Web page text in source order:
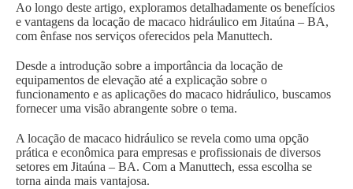
Ao longo deste artigo, exploramos detalhadamente os benefícios
e vantagens da locação de macaco hidráulico em Jitaúna – BA,
com ênfase nos serviços oferecidos pela Manuttech.
Desde a introdução sobre a importância da locação de
equipamentos de elevação até a explicação sobre o
funcionamento e as aplicações do macaco hidráulico, buscamos
fornecer uma visão abrangente sobre o tema.
A locação de macaco hidráulico se revela como uma opção
prática e econômica para empresas e profissionais de diversos
setores em Jitaúna – BA. Com a Manuttech, essa escolha se
torna ainda mais vantajosa.